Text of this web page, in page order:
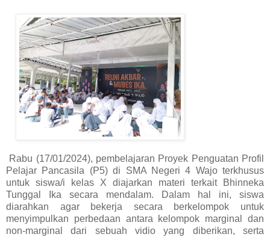
Rabu (17/01/2024), pembelajaran Proyek Penguatan Profil
Pelajar Pancasila (P5) di SMA Negeri 4 Wajo terkhusus
untuk siswa/i kelas X diajarkan materi terkait Bhinneka
Tunggal Ika secara mendalam. Dalam hal ini, siswa
diarahkan agar bekerja secara berkelompok untuk
menyimpulkan perbedaan antara kelompok marginal dan
non-marginal dari sebuah vidio yang diberikan, serta